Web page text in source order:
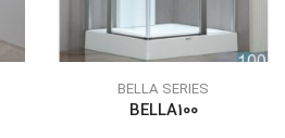
BELLA SERIES
BELLA100